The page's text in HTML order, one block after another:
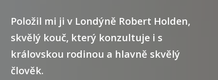
Položil mi ji v Londýně Robert Holden,
skvělý kouč, který konzultuje i s
královskou rodinou a hlavně skvělý
člověk.